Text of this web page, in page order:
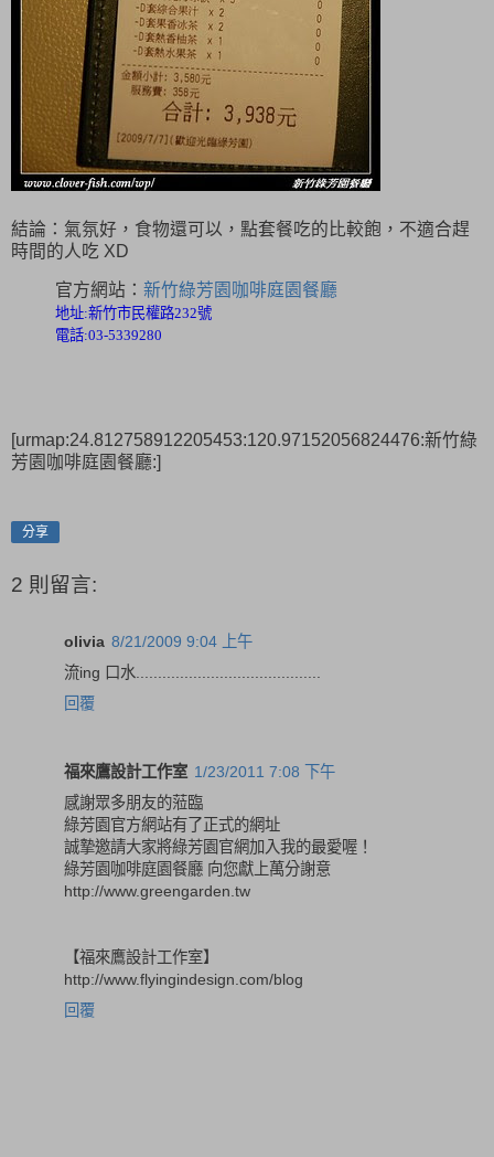
結論：氣氛好，食物還可以，點套餐吃的比較飽，不適合趕
時間的人吃 XD
官方網站： 新竹綠芳園咖啡庭園餐廳
地址:新竹市民權路232號
電話:03-5339280
[urmap:24.812758912205453:120.97152056824476:新竹綠
芳園咖啡庭園餐廳:]
分享
2 則留言:
olivia 8/21/2009 9:04 上午
流ing 口水..........................................
回覆
福來鷹設計工作室 1/23/2011 7:08 下午
感謝眾多朋友的蒞臨
綠芳園官方網站有了正式的網址
誠摯邀請大家將綠芳園官網加入我的最愛喔！
綠芳園咖啡庭園餐廳 向您獻上萬分謝意
http://www.greengarden.tw
【福來鷹設計工作室】
http://www.flyingindesign.com/blog
回覆